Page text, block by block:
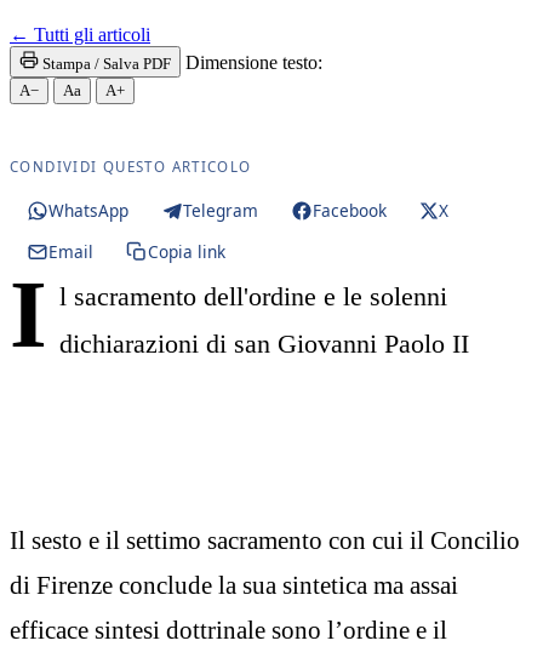
← Tutti gli articoli
Stampa / Salva PDF Dimensione testo:
A− Aa A+
CONDIVIDI QUESTO ARTICOLO
WhatsApp Telegram Facebook
X
Email
Copia link
I l sacramento dell'ordine e le solenni
dichiarazioni di san Giovanni Paolo II
Il sesto e il settimo sacramento con cui il Concilio
di Firenze conclude la sua sintetica ma assai
efficace sintesi dottrinale sono l’ordine e il